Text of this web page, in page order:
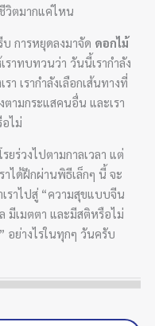
วิตมากแค่ไหน
บ การหยุดลงมาจัด ดอกไม้
ราทบทวนว่า วันนี้เรากำลัง
เรากำลังเลือกเส้นทางที่
ามกระแสคนอื่น และเรา
ไม่
ร่วงไปตามกาลเวลา แต่
ได้ฝึกผ่านพิธีเล็กๆ นี้ จะ
ราไปสู่ “ความสุขแบบจีน
มีเมตตา และมีสติหรือไม่
อย่างไรในทุกๆ วันครับ